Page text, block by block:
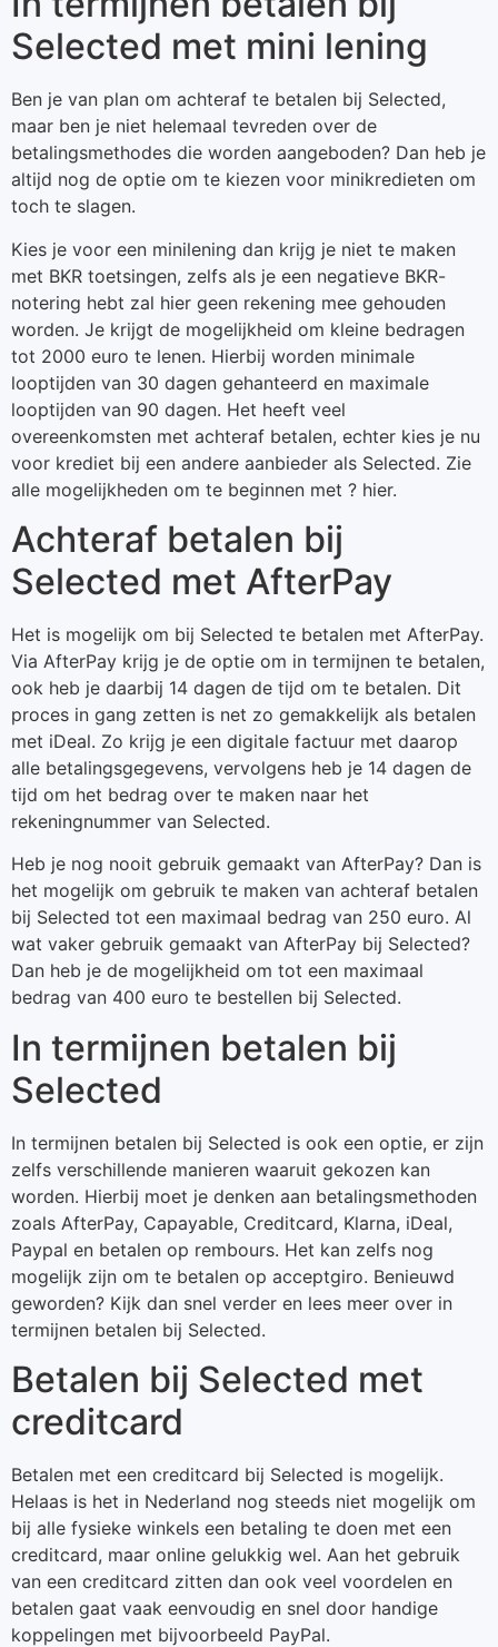
Selected met mini lening
Ben je van plan om achteraf te betalen bij Selected,
maar ben je niet helemaal tevreden over de
betalingsmethodes die worden aangeboden? Dan heb je
altijd nog de optie om te kiezen voor minikredieten om
toch te slagen.
Kies je voor een minilening dan krijg je niet te maken
met BKR toetsingen, zelfs als je een negatieve BKR-
notering hebt zal hier geen rekening mee gehouden
worden. Je krijgt de mogelijkheid om kleine bedragen
tot 2000 euro te lenen. Hierbij worden minimale
looptijden van 30 dagen gehanteerd en maximale
looptijden van 90 dagen. Het heeft veel
overeenkomsten met achteraf betalen, echter kies je nu
voor krediet bij een andere aanbieder als Selected. Zie
alle mogelijkheden om te beginnen met ? hier.
Achteraf betalen bij
Selected met AfterPay
Het is mogelijk om bij Selected te betalen met AfterPay.
Via AfterPay krijg je de optie om in termijnen te betalen,
ook heb je daarbij 14 dagen de tijd om te betalen. Dit
proces in gang zetten is net zo gemakkelijk als betalen
met iDeal. Zo krijg je een digitale factuur met daarop
alle betalingsgegevens, vervolgens heb je 14 dagen de
tijd om het bedrag over te maken naar het
rekeningnummer van Selected.
Heb je nog nooit gebruik gemaakt van AfterPay? Dan is
het mogelijk om gebruik te maken van achteraf betalen
bij Selected tot een maximaal bedrag van 250 euro. Al
wat vaker gebruik gemaakt van AfterPay bij Selected?
Dan heb je de mogelijkheid om tot een maximaal
bedrag van 400 euro te bestellen bij Selected.
In termijnen betalen bij
Selected
In termijnen betalen bij Selected is ook een optie, er zijn
zelfs verschillende manieren waaruit gekozen kan
worden. Hierbij moet je denken aan betalingsmethoden
zoals AfterPay, Capayable, Creditcard, Klarna, iDeal,
Paypal en betalen op rembours. Het kan zelfs nog
mogelijk zijn om te betalen op acceptgiro. Benieuwd
geworden? Kijk dan snel verder en lees meer over in
termijnen betalen bij Selected.
Betalen bij Selected met
creditcard
Betalen met een creditcard bij Selected is mogelijk.
Helaas is het in Nederland nog steeds niet mogelijk om
bij alle fysieke winkels een betaling te doen met een
creditcard, maar online gelukkig wel. Aan het gebruik
van een creditcard zitten dan ook veel voordelen en
betalen gaat vaak eenvoudig en snel door handige
koppelingen met bijvoorbeeld PayPal.